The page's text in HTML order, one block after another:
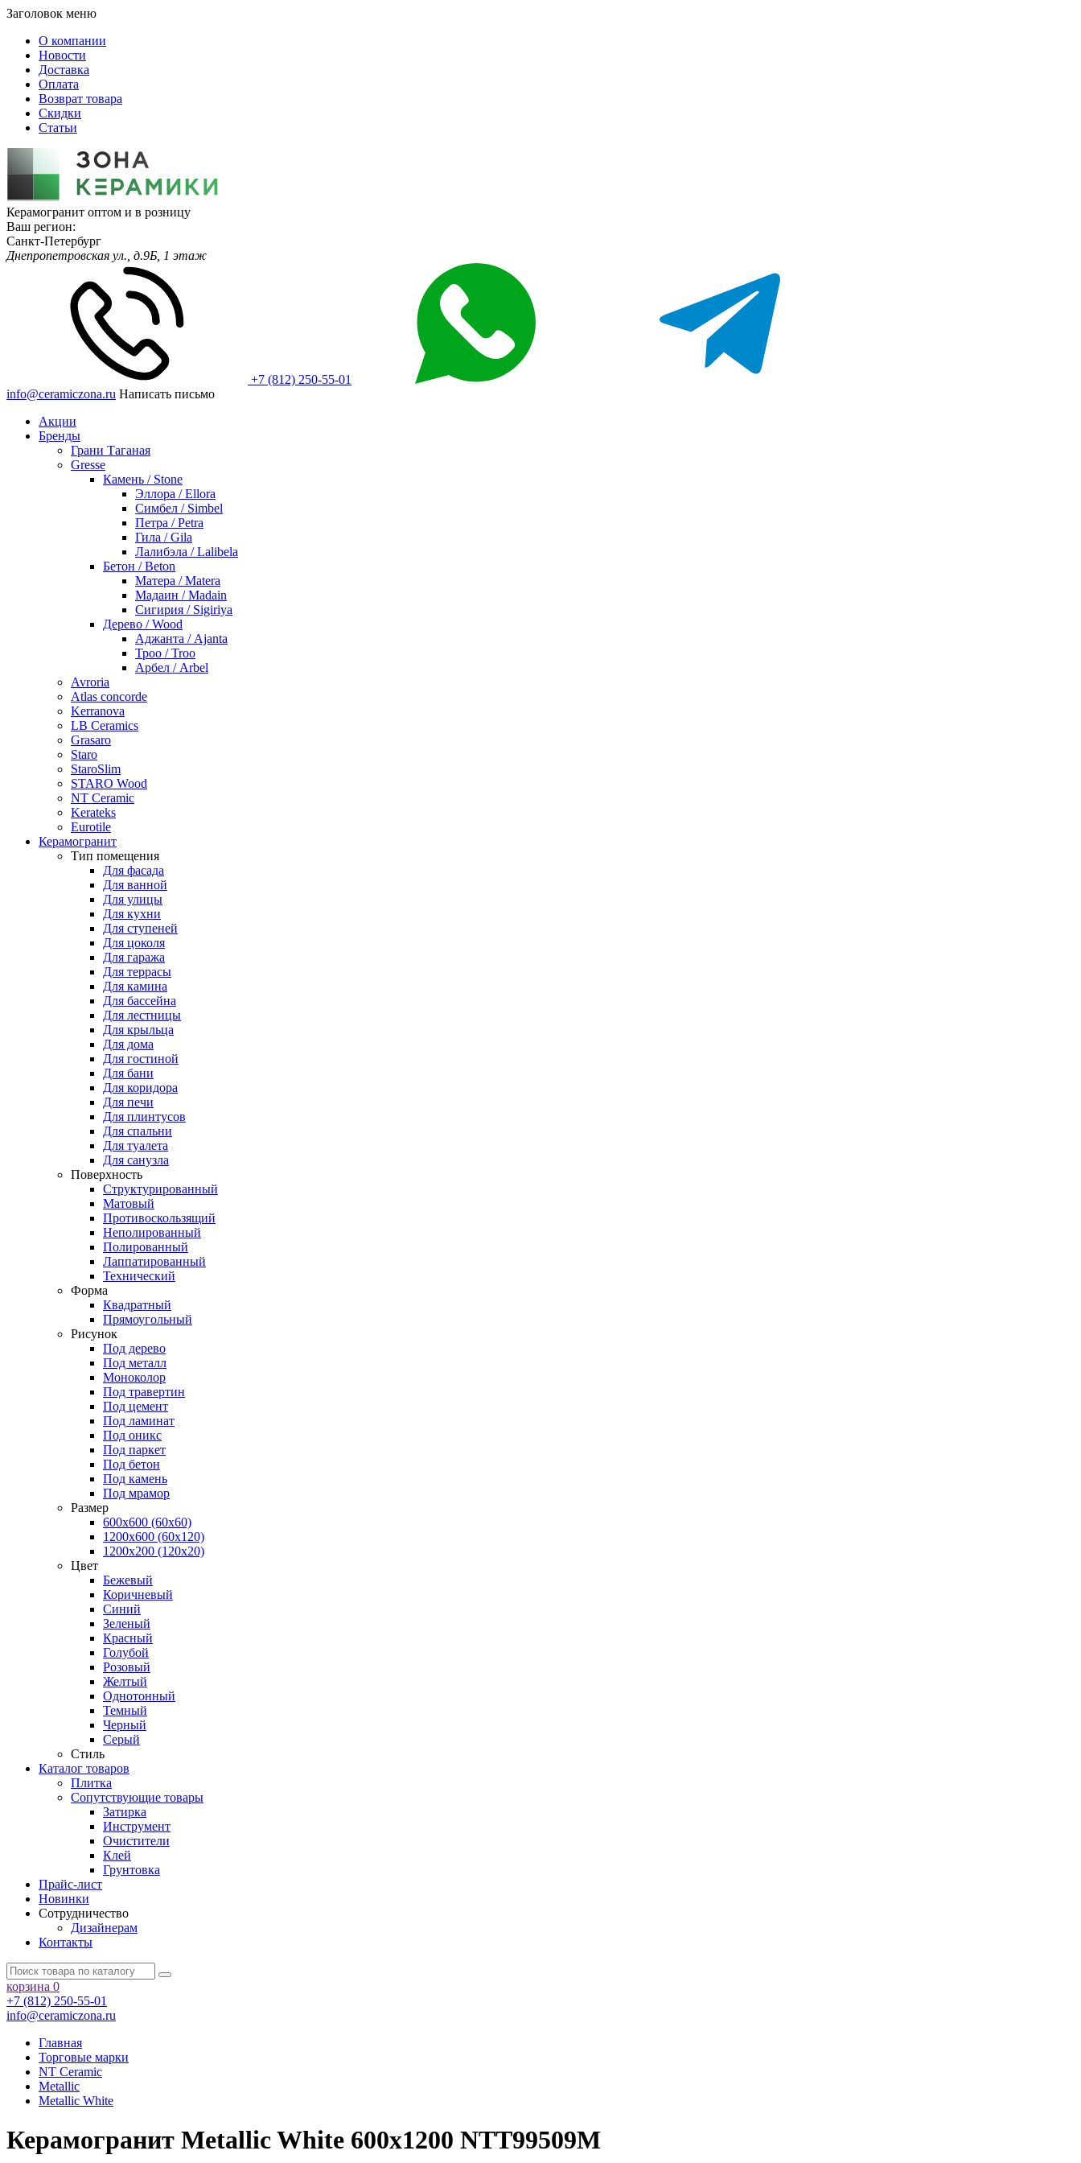
Заголовок меню
О компании
Новости
Доставка
Оплата
Возврат товара
Скидки
Статьи
Керамогранит оптом и в розницу
Ваш регион:
Санкт-Петербург
Днепропетровская ул., д.9Б, 1 этаж
+7 (812) 250-55-01
info@ceramiczona.ru Написать письмо
Акции
Бренды
Грани Таганая
Gresse
Камень / Stone
Эллора / Ellora
Симбел / Simbel
Петра / Petra
Гила / Gila
Лалибэла / Lalibela
Бетон / Beton
Матера / Matera
Мадаин / Madain
Сигирия / Sigiriya
Дерево / Wood
Аджанта / Ajanta
Троо / Troo
Арбел / Arbel
Avroria
Atlas concorde
Kerranova
LB Ceramics
Grasaro
Staro
StaroSlim
STARO Wood
NT Ceramic
Kerateks
Eurotile
Керамогранит
Тип помещения
Для фасада
Для ванной
Для улицы
Для кухни
Для ступеней
Для цоколя
Для гаража
Для террасы
Для камина
Для бассейна
Для лестницы
Для крыльца
Для дома
Для гостиной
Для бани
Для коридора
Для печи
Для плинтусов
Для спальни
Для туалета
Для санузла
Поверхность
Структурированный
Матовый
Противоскользящий
Неполированный
Полированный
Лаппатированный
Технический
Форма
Квадратный
Прямоугольный
Рисунок
Под дерево
Под металл
Моноколор
Под травертин
Под цемент
Под ламинат
Под оникс
Под паркет
Под бетон
Под камень
Под мрамор
Размер
600х600 (60х60)
1200х600 (60х120)
1200х200 (120x20)
Цвет
Бежевый
Коричневый
Синий
Зеленый
Красный
Голубой
Розовый
Желтый
Однотонный
Темный
Черный
Серый
Стиль
Каталог товаров
Плитка
Сопутствующие товары
Затирка
Инструмент
Очистители
Клей
Грунтовка
Прайс-лист
Новинки
Сотрудничество
Дизайнерам
Контакты
корзина 0
+7 (812) 250-55-01
info@ceramiczona.ru
Главная
Торговые марки
NT Ceramic
Metallic
Metallic White
Керамогранит Metallic White 600x1200 NTT99509M